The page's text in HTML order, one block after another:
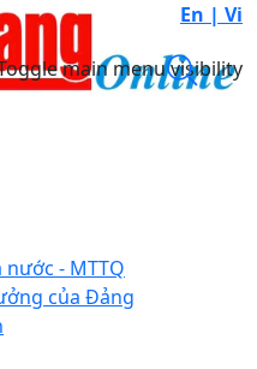
En | Vi
main menu visibility
- MTTQ
của Đảng